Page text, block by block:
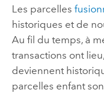
Les parcelles
historiques et de
Au fil du temps, à
transactions ont
deviennent
parcelles enfant